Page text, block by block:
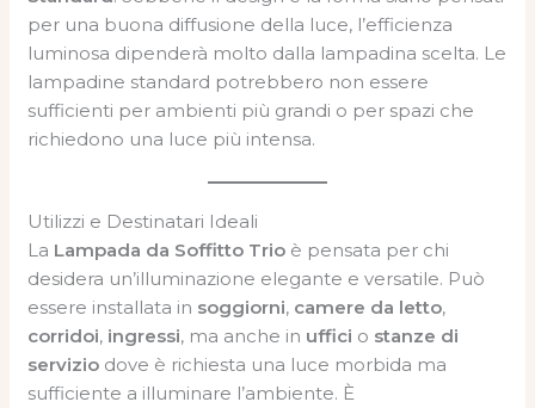
per una buona diffusione della luce, l’efficienza
luminosa dipenderà molto dalla lampadina scelta. Le
lampadine standard potrebbero non essere
sufficienti per ambienti più grandi o per spazi che
richiedono una luce più intensa.
Utilizzi e Destinatari Ideali
La Lampada da Soffitto Trio è pensata per chi
desidera un’illuminazione elegante e versatile. Può
essere installata in soggiorni, camere da letto,
corridoi, ingressi, ma anche in uffici o stanze di
servizio dove è richiesta una luce morbida ma
sufficiente a illuminare l’ambiente. È